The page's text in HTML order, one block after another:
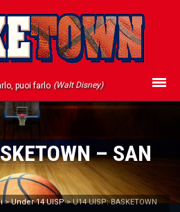
puoi farlo (Walt Disney)
– SAN
>Under 14 UISP>U14 UISP: BASKETOWN